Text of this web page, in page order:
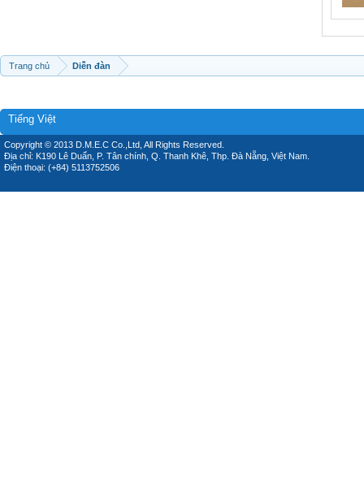
Trang chủ Diễn đàn
Tiếng Việt
Copyright © 2013 D.M.E.C Co.,Ltd, All Rights Reserved.
Địa chỉ: K190 Lê Duẩn, P. Tân chính, Q. Thanh Khê, Thp. Đà Nẵng, Việt Nam.
Điện thoại: (+84) 5113752506